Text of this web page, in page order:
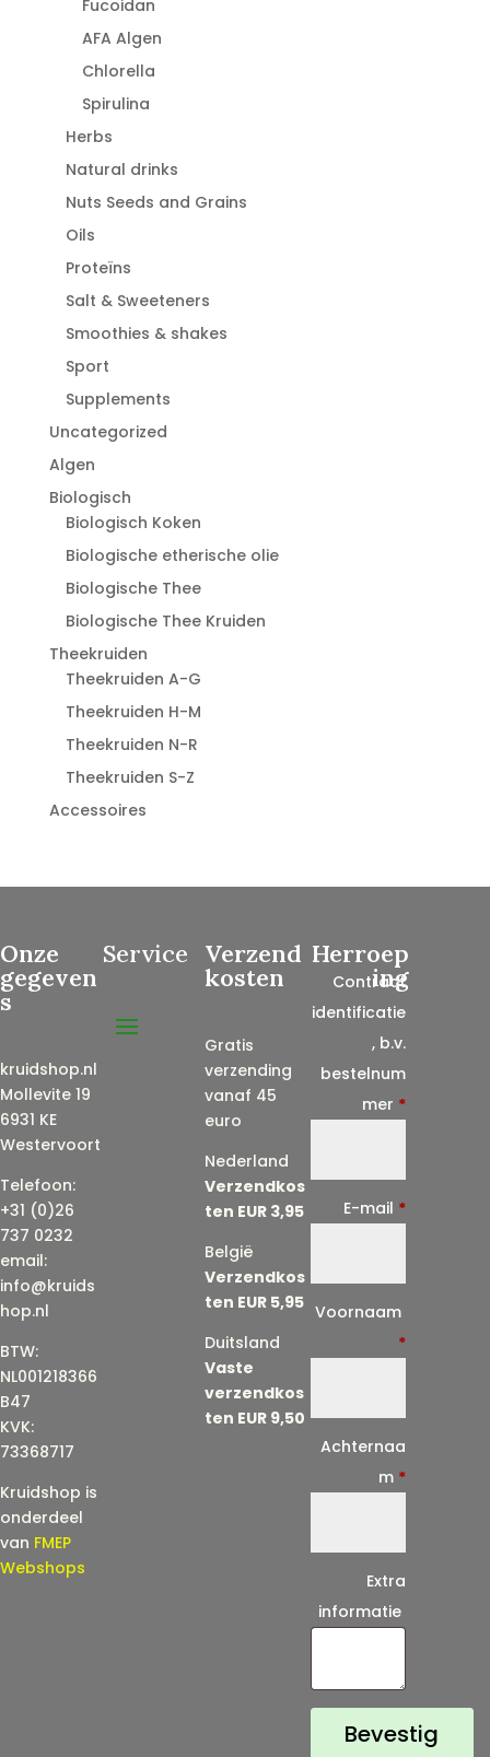
Fucoidan
AFA Algen
Chlorella
Spirulina
Herbs
Natural drinks
Nuts Seeds and Grains
Oils
Proteïns
Salt & Sweeteners
Smoothies & shakes
Sport
Supplements
Uncategorized
Algen
Biologisch
Biologisch Koken
Biologische etherische olie
Biologische Thee
Biologische Thee Kruiden
Theekruiden
Theekruiden A-G
Theekruiden H-M
Theekruiden N-R
Theekruiden S-Z
Accessoires
Onze
gegeven
s
kruidshop.nl
Mollevite 19
6931 KE
Westervoort
Telefoon:
+31 (0)26
737 0232
email:
info@kruids
hop.nl
BTW:
NL001218366
B47
KVK:
73368717
Kruidshop is
onderdeel
van FMEP
Webshops
Service Verzend
kosten
Gratis
verzending
vanaf 45
euro
Nederland
Verzendkos
ten EUR 3,95
België
Verzendkos
ten EUR 5,95
Duitsland
Vaste
verzendkos
ten EUR 9,50
Herroep
ing
Contract
identificatie
, b.v.
bestelnum
mer *
E-mail *
l
)
Voornaam
*
Achternaa
m *
Extra
informatie
Bevestig